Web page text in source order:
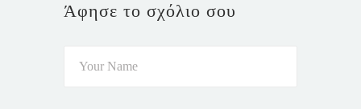
Άφησε το σχόλιο σου